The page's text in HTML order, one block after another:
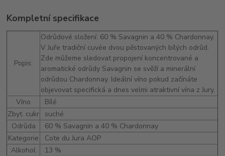
Kompletní specifikace
Popis:
Odrůdové složení: 60 % Savagnin a 40 % Chardonnay.
V Juře tradiční cuvée dvou pěstovaných bílých odrůd.
Zde můžeme sledovat propojení koncentrované a
aromatické odrůdy Savagnin se svěží a minerální
odrůdou Chardonnay. Ideální víno pokud začínáte
objevovat specifická a dnes velmi atraktivní vína z Jury.
Víno
Bílé
Zbyt. cukr
suché
Odrůda
60 % Savagnin a 40 % Chardonnay
Kategorie
Cote du Jura AOP
Alkohol
13 %